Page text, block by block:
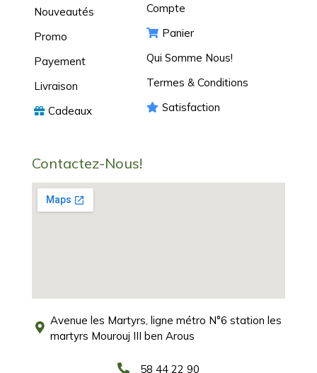
Nouveautés
Promo
Payement
Livraison
Cadeaux
Compte
Panier
Qui Somme Nous!
Termes & Conditions
Satisfaction
Contactez-Nous!
Avenue les Martyrs, ligne métro N°6 station les
martyrs Mourouj III ben Arous
58 44 22 90